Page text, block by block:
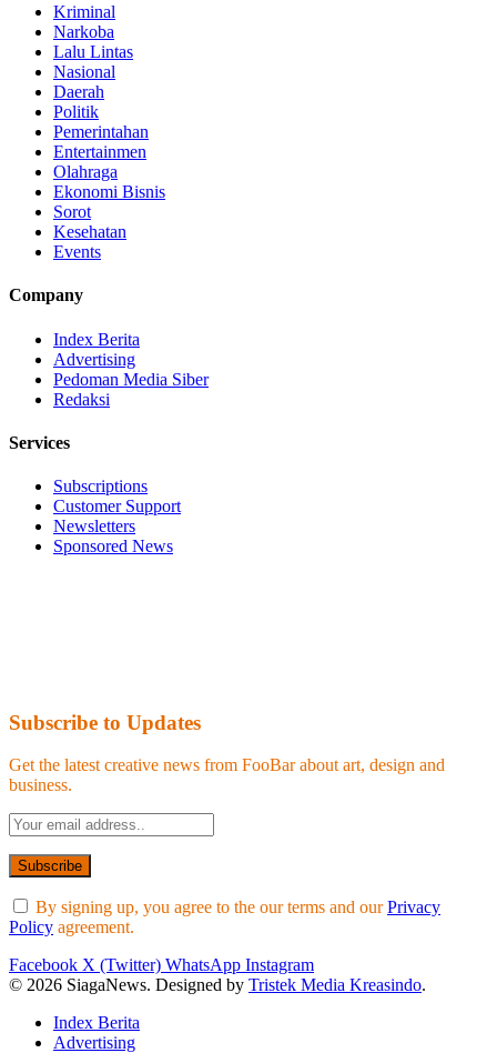
Kriminal
Narkoba
Lalu Lintas
Nasional
Daerah
Politik
Pemerintahan
Entertainmen
Olahraga
Ekonomi Bisnis
Sorot
Kesehatan
Events
Company
Index Berita
Advertising
Pedoman Media Siber
Redaksi
Services
Subscriptions
Customer Support
Newsletters
Sponsored News
Subscribe to Updates
Get the latest creative news from FooBar about art, design and
business.
By signing up, you agree to the our terms and ourPrivacy
Policy agreement.
Facebook X (Twitter) WhatsApp Instagram
© 2026 SiagaNews. Designed by Tristek Media Kreasindo.
Index Berita
Advertising